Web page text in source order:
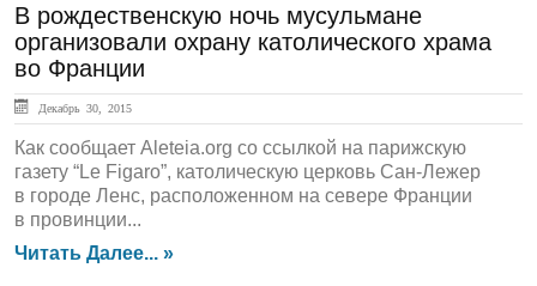
В рождественскую ночь мусульмане
организовали охрану католического храма
во Франции
Декабрь 30, 2015
Как сообщает Aleteia.org со ссылкой на парижскую
газету “Le Figaro”, католическую церковь Сан-Лежер
в городе Ленс, расположенном на севере Франции
в провинции...
Читать Далее... »